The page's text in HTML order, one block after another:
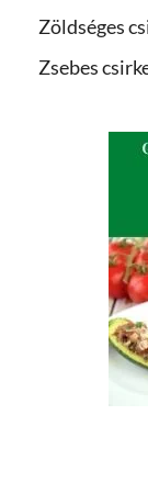
Zöldséges
Zsebes